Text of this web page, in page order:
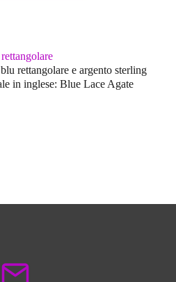
rettangolare e argento sterling
in inglese: Blue Lace Agate